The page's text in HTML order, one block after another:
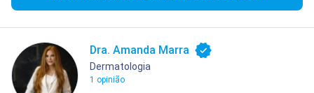
Dra. Amanda Marra
Dermatologia
1 opinião